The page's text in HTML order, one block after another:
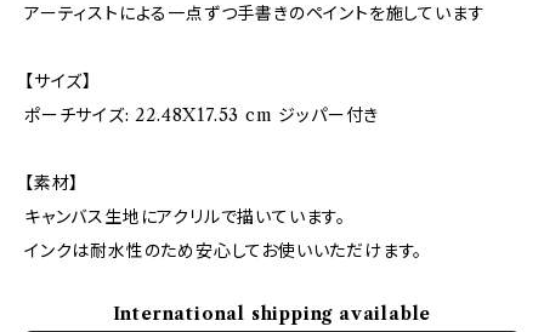
アーティストによる一点ずつ手書きのペイントを施しています
【サイズ】
ポーチサイズ: 22.48X17.53 cm ジッパー付き
【素材】
キャンバス生地にアクリルで描いています。
インクは耐水性のため安心してお使いいただけます。
International shipping available